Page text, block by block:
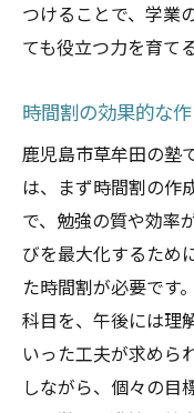
つけることで、学業
ても役立つ力を育て
時間割の効果的な
鹿児島市草牟田の塾
は、まず時間割の作
で、勉強の質や効率
びを最大化するため
た時間割が必要です
科目を、午後には理
いった工夫が求めら
しながら、個々の目